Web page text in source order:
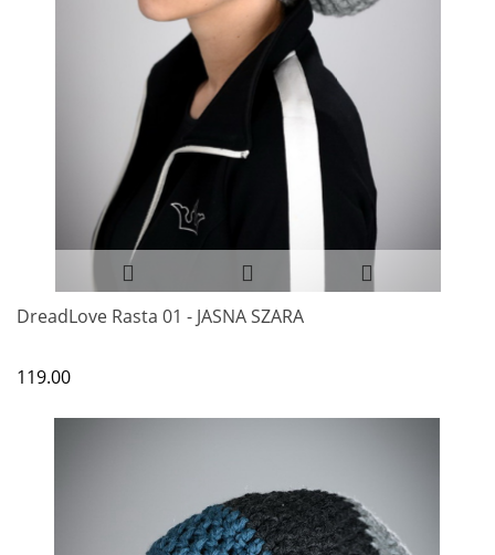
DreadLove Rasta 01 - JASNA SZARA
119.00